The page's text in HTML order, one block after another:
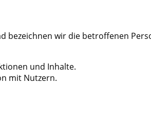
wir die betroffenen
und Inhalte.
mit Nutzern.